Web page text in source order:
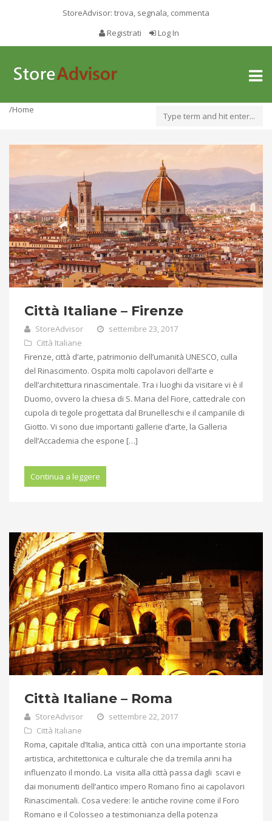
StoreAdvisor: trova, segnala, commenta
Registrati
Log In
Toggle
/Home
Città Italiane – Firenze
StoreAdvisor
settembre 23, 2017
Città Italiane
Firenze, città d’arte, patrimonio dell’umanità UNESCO, culla
del Rinascimento. Ospita molti capolavori dell’arte e
dell’architettura rinascimentale. Tra i luoghi da visitare vi è il
Duomo, ovvero la chiesa di S. Maria del Fiore, cattedrale con
cupola di tegole progettata dal Brunelleschi e il campanile di
Giotto. Vi sono due importanti gallerie d’arte, la Galleria
dell’Accademia che espone […]
Continua a leggere
Città Italiane – Roma
StoreAdvisor
settembre 22, 2017
Città Italiane
Roma, capitale d’Italia, antica città con una importante storia
artistica, architettonica e culturale che da tremila anni ha
influenzato il mondo. La visita alla città passa dagli scavi e
dai monumenti dell’antico impero Romano fino ai capolavori
Rinascimentali. Cosa vedere: le antiche rovine come il Foro
Romano e il Colosseo a testimonianza della potenza